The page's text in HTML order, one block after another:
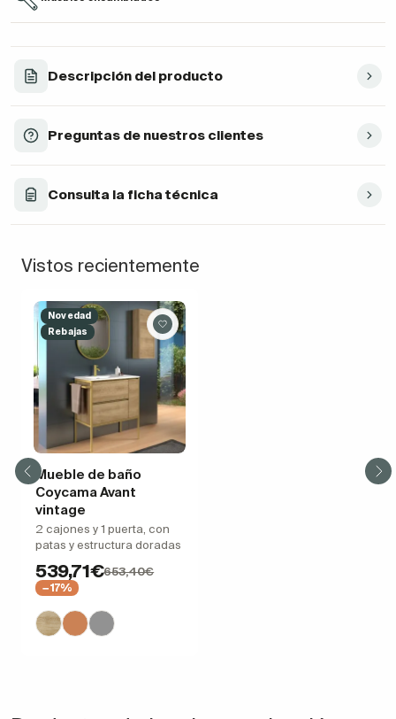
Descripción del producto
Preguntas de nuestros clientes
Consulta la ficha técnica
Vistos recientemente
Novedad
Rebajas
Mueble de baño
Coycama Avant
vintage
2 cajones y 1 puerta, con
patas y estructura doradas
539,71€653,40€
−17%